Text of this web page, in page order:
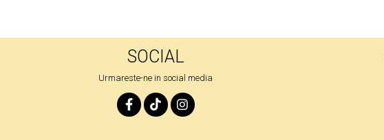
SOCIAL
Urmareste-ne in social media